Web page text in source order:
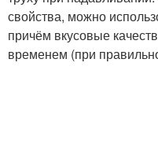
свойства, можно
причём вкусовые
временем (при